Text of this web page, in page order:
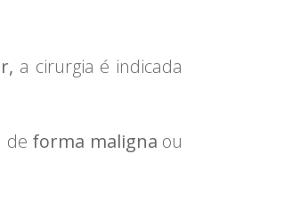
a cirurgia é indicada
de forma maligna ou